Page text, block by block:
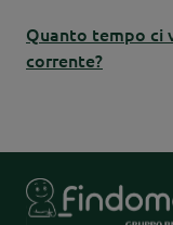
Quanto tempo ci
corrente?